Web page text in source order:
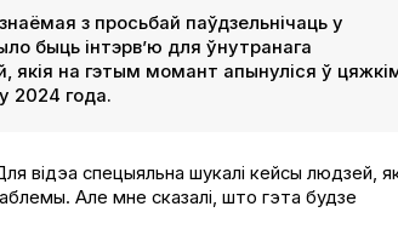
з просьбай паўдзельнічаць у
быць інтэрв’ю для ўнутранага
на гэтым момант апынуліся ў
2024 года.
відэа спецыяльна шукалі кейсы людзей,
Але мне сказалі, што гэта будзе